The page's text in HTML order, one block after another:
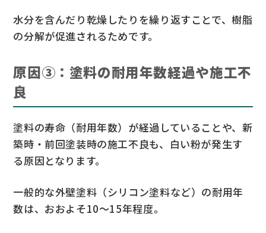
水分を含んだり乾燥したりを繰り返すことで、樹脂
の分解が促進されるためです。
原因③：塗料の耐用年数経過や施工不
良
塗料の寿命（耐用年数）が経過していることや、新
築時・前回塗装時の施工不良も、白い粉が発生す
る原因となります。
一般的な外壁塗料（シリコン塗料など）の耐用年
数は、おおよそ10〜15年程度。